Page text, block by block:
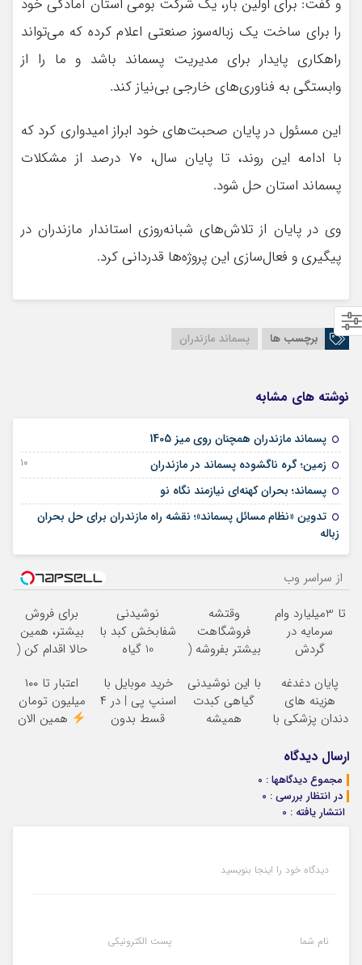
و گفت: برای اولین بار، یک شرکت بومی استان آمادگی خود
را برای ساخت یک زباله‌سوز صنعتی اعلام کرده که می‌تواند
راهکاری پایدار برای مدیریت پسماند باشد و ما را از
وابستگی به فناوری‌های خارجی بی‌نیاز کند.
این مسئول در پایان صحبت‌های خود ابراز امیدواری کرد که
با ادامه این روند، تا پایان سال، ۷۰ درصد از مشکلات
پسماند استان حل شود.
وی در پایان از تلاش‌های شبانه‌روزی استاندار مازندران در
پیگیری و فعال‌سازی این پروژه‌ها قدردانی کرد.
برچسب ها پسماند مازندران
نوشته های مشابه
پسماند مازندران همچنان روی میز 1405
زمین؛ گره ناگشوده پسماند در مازندران 10 آگوست 2025
پسماند؛ بحران کهنه‌ای نیازمند نگاه نو
تدوین «نظام مسائل پسماند»؛ نقشه راه مازندران برای حل بحران
زباله
از سراسر وب
تا 3میلیارد وام
سرمایه در
گردش
فروشگاهت رو
ثبت کن
وقتشه
فروشگاهت
بیشتر بفروشه (
نام کن )
نوشیدنی
شفابخش کبد با
10 گیاه
امشب)
برای فروش
بیشتر، همین
حالا اقدام کن (
پایان دغدغه
هزینه های
دندان پزشکی با
خانگی
با این نوشیدنی
گیاهی کبدت
همیشه
خرید موبایل با
اسنپ پی | در ۴
قسط بدون
اعتبار تا ۱۰۰
میلیون تومان
همین الان
ارسال دیدگاه
مجموع دیدگاهها : 0
در انتظار بررسی : 0
انتشار یافته : 0
دیدگاه خود را اینجا بنویسید
نام شما پست الکترونیکی